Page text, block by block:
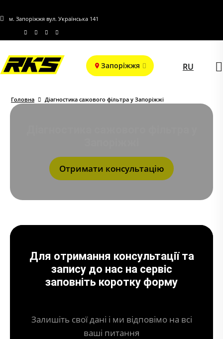
м. Запоріжжя вул. Українська 141
Запоріжжя RU
Головна Діагностика сажового фільтра у Запоріжжі
Отримати консультацію
Для отримання консультації та
запису до нас на сервіс
заповніть коротку форму
Залишіть свої дані і ми відповімо на всі
ваші питання